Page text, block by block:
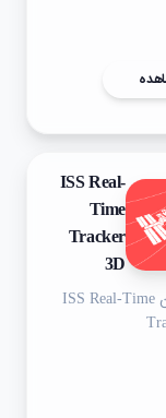
ISS Real-
Time
Tracker
3D
اپلیکیشن ISS Real-Time